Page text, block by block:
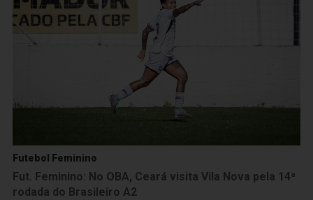
Futebol Feminino
Fut. Feminino: No OBA, Ceará visita Vila Nova pela 14ª
rodada do Brasileiro A2